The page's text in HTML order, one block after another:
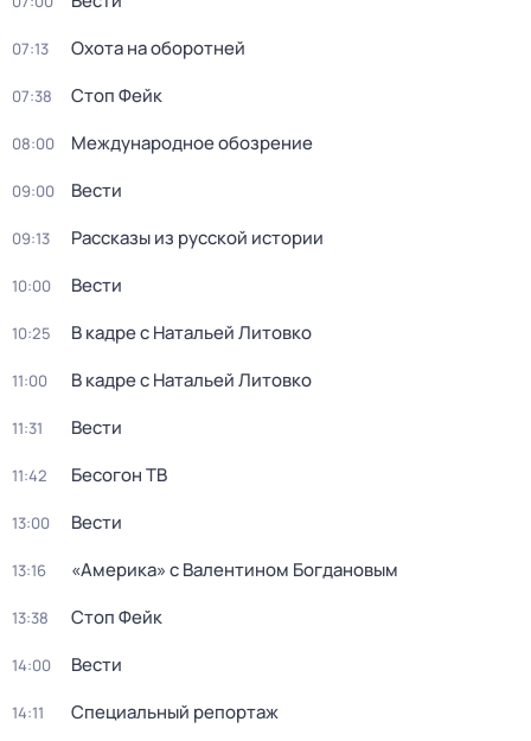
07:13 Охота на оборотней
07:38 Стоп Фейк
08:00 Международное обозрение
09:00 Вести
09:13 Рассказы из русской истории
10:00 Вести
10:25 В кадре с Натальей Литовко
11:00 В кадре с Натальей Литовко
11:31 Вести
11:42 Бесогон ТВ
13:00 Вести
13:16 «Америка» с Валентином Богдановым
13:38 Стоп Фейк
14:00 Вести
14:11 Специальный репортаж